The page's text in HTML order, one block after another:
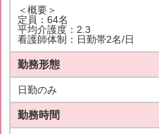
＜概要＞
定員：64名
平均介護度：2.3
看護師体制：日勤帯2名/日
勤務形態
日勤のみ
勤務時間